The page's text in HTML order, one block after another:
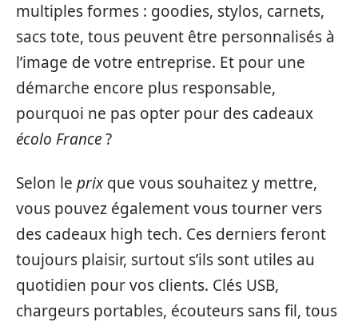
multiples formes : goodies, stylos, carnets,
sacs tote, tous peuvent être personnalisés à
l’image de votre entreprise. Et pour une
démarche encore plus responsable,
pourquoi ne pas opter pour des cadeaux
écolo France?
Selon le prixque vous souhaitez y mettre,
vous pouvez également vous tourner vers
des cadeaux high tech. Ces derniers feront
toujours plaisir, surtout s’ils sont utiles au
quotidien pour vos clients. Clés USB,
chargeurs portables, écouteurs sans fil, tous